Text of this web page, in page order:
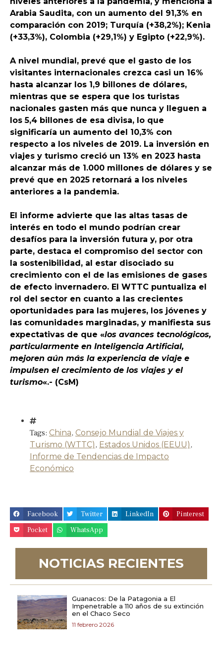
Arabia Saudita, con un aumento del 91,3% en
comparación con 2019; Turquía (+38,2%); Kenia
(+33,3%), Colombia (+29,1%) y Egipto (+22,9%).
A nivel mundial, prevé que el gasto de los
visitantes internacionales crezca casi un 16%
hasta alcanzar los 1,9 billones de dólares,
mientras que se espera que los turistas
nacionales gasten más que nunca y lleguen a
los 5,4 billones de esa divisa, lo que
significaría un aumento del 10,3% con
respecto a los niveles de 2019. La inversión en
viajes y turismo creció un 13% en 2023 hasta
alcanzar más de 1.000 millones de dólares y se
prevé que en 2025 retornará a los niveles
anteriores a la pandemia.
El informe advierte que las altas tasas de
interés en todo el mundo podrían crear
desafíos para la inversión futura y, por otra
parte, destaca el compromiso del sector con
la sostenibilidad, al estar disociado su
crecimiento con el de las emisiones de gases
de efecto invernadero. El WTTC puntualiza el
rol del sector en cuanto a las crecientes
oportunidades para las mujeres, los jóvenes y
las comunidades marginadas, y manifiesta sus
expectativas de que «los avances tecnológicos,
particularmente en Inteligencia Artificial,
mejoren aún más la experiencia de viaje e
impulsen el crecimiento de los viajes y el
turismo«.- (CsM)
Tags: China, Consejo Mundial de Viajes y
Turismo (WTTC), Estados Unidos (EEUU),
Informe de Tendencias de Impacto
Económico
Facebook Twitter LinkedIn
Pinterest
Pocket
WhatsApp
NOTICIAS RECIENTES
Guanacos: De la Patagonia a El
Impenetrable a 110 años de su extinción
en el Chaco Seco
11 febrero 2026